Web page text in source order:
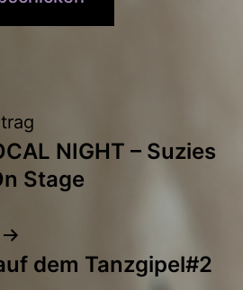
NIGHT – Suzies
Stage
dem Tanzgipel#2